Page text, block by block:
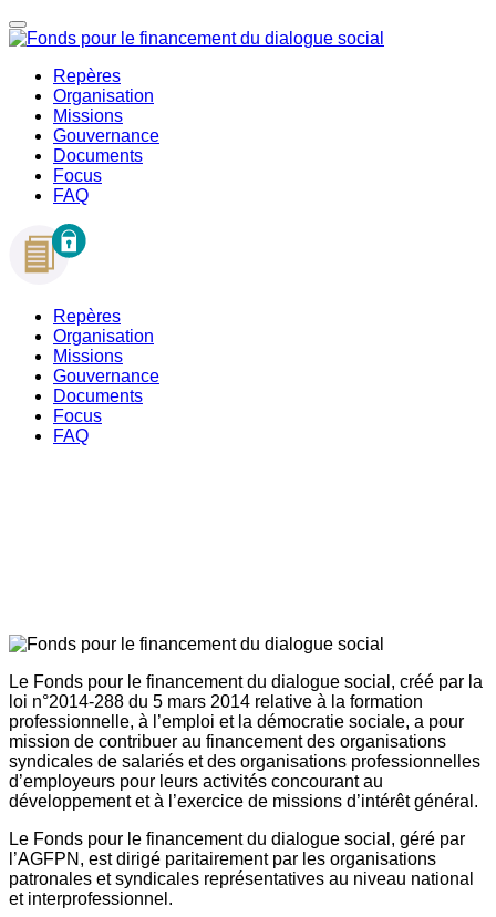
Repères
Organisation
Missions
Gouvernance
Documents
Focus
FAQ
Repères
Organisation
Missions
Gouvernance
Documents
Focus
FAQ
Le Fonds pour le financement du dialogue social, créé par la
loi n°2014-288 du 5 mars 2014 relative à la formation
professionnelle, à l’emploi et la démocratie sociale, a pour
mission de contribuer au financement des organisations
syndicales de salariés et des organisations professionnelles
d’employeurs pour leurs activités concourant au
développement et à l’exercice de missions d’intérêt général.
Le Fonds pour le financement du dialogue social, géré par
l’AGFPN, est dirigé paritairement par les organisations
patronales et syndicales représentatives au niveau national
et interprofessionnel.